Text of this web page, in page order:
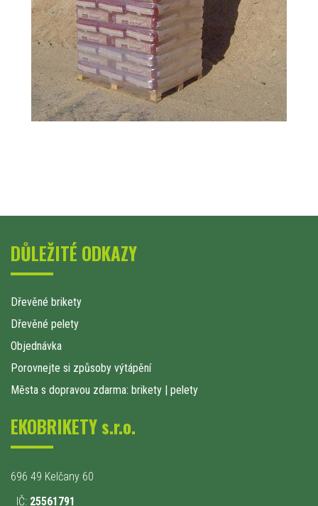
DŮLEŽITÉ ODKAZY
Dřevěné brikety
Dřevěné pelety
Objednávka
Porovnejte si způsoby výtápění
Města s dopravou zdarma: brikety | pelety
EKOBRIKETY s.r.o.
696 49 Kelčany 60
IČ: 25561791